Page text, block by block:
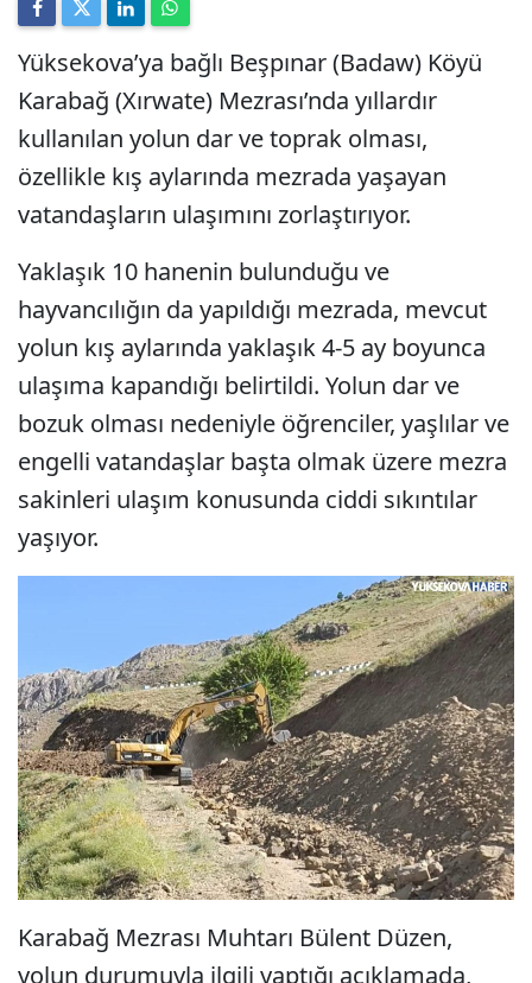
Yüksekova’ya bağlı Beşpınar (Badaw) Köyü
Karabağ (Xırwate) Mezrası’nda yıllardır
kullanılan yolun dar ve toprak olması,
özellikle kış aylarında mezrada yaşayan
vatandaşların ulaşımını zorlaştırıyor.
Yaklaşık 10 hanenin bulunduğu ve
hayvancılığın da yapıldığı mezrada, mevcut
yolun kış aylarında yaklaşık 4-5 ay boyunca
ulaşıma kapandığı belirtildi. Yolun dar ve
bozuk olması nedeniyle öğrenciler, yaşlılar ve
engelli vatandaşlar başta olmak üzere mezra
sakinleri ulaşım konusunda ciddi sıkıntılar
yaşıyor.
Karabağ Mezrası Muhtarı Bülent Düzen,
yolun durumuyla ilgili yaptığı açıklamada,